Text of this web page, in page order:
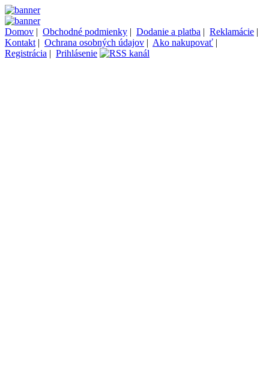
Domov | Obchodné podmienky | Dodanie a platba | Reklamácie |
Kontakt | Ochrana osobných údajov | Ako nakupovať |
Registrácia | Prihlásenie